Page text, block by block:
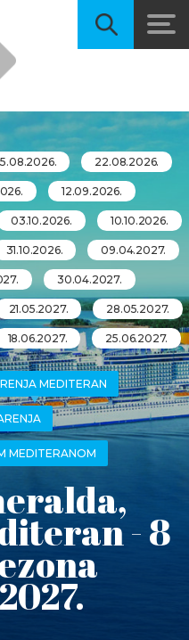
22.08.2026.
12.09.2026.
03.10.2026. 10.10.2026.
31.10.2026. 09.04.2027.
30.04.2027.
21.05.2027. 28.05.2027.
18.06.2027. 25.06.2027.
MEDITERAN
MEDITERANOM
- 8